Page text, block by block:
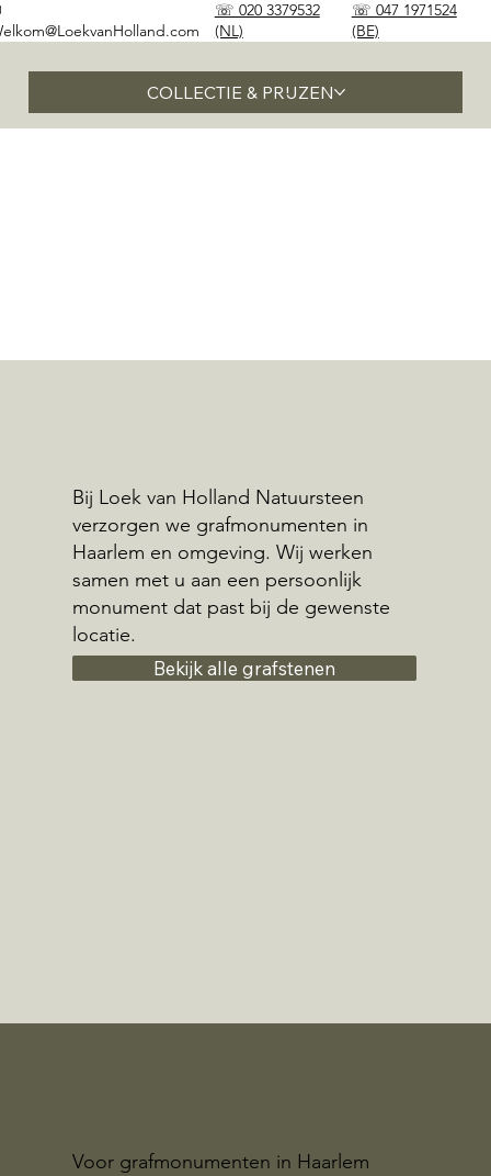
COLLECTIE & PRIJZEN
☏ 020 3379532
(NL)
☏ 047 1971524
(BE)
Bij Loek van Holland Natuursteen
verzorgen we grafmonumenten in
Haarlem en omgeving. Wij werken
samen met u aan een persoonlijk
monument dat past bij de gewenste
locatie.
Bekijk alle grafstenen
Voor grafmonumenten in Haarlem